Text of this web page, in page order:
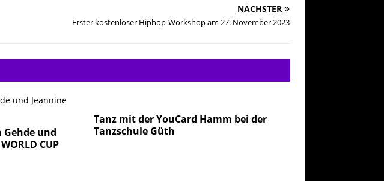
NÄCHSTER
Erster kostenloser Hiphop-Workshop am 27. November 2023
Gehde und
CUP
Tanz mit der YouCard Hamm bei der
Tanzschule Güth